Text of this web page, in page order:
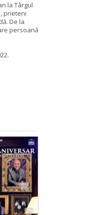
la Târgul
prieteni
De la
persoană